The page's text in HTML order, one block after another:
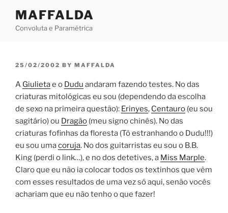
content
MAFFALDA
Convoluta e Paramétrica
POSTED
25/02/2002 BY MAFFALDA
A Giulietae o Dudu andaram fazendo testes. No das
criaturas mitológicas eu sou (dependendo da escolha
de sexo na primeira questão): Erinyes, Centauro (eu sou
sagitário) ou Dragão (meu signo chinês). No das
criaturas fofinhas da floresta (Tô estranhando o Dudu!!!)
eu sou umacoruja. No dos guitarristas eu sou o B.B.
King (perdi o link…), e no dos detetives, a Miss Marple.
Claro que eu não ia colocar todos os textinhos que vêm
com esses resultados de uma vez só aqui, senão vocês
achariam que eu não tenho o que fazer!